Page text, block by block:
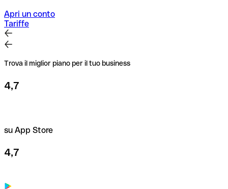
per importi elevati o nuovi rapporti commerciali.
Apri un conto
Tariffe
Trova il miglior piano per il tuo business
4,7
su App Store
4,7